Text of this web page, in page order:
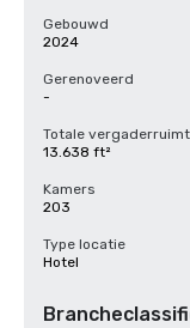
Gebouwd
2024
Gerenoveerd
-
Totale
13.638 ft²
Kamers
203
Type locatie
Hotel